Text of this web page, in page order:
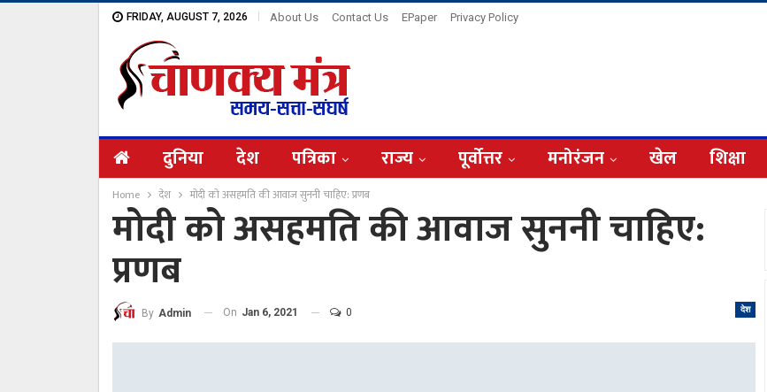
FRIDAY, AUGUST 7, 2026 About Us Contact Us EPaper Privacy Policy
दुनिया देश पत्रिका राज्य पूर्वोत्तर मनोरंजन खेल शिक्षा
Home देश मोदी को असहमति की आवाज सुननी चाहिए: प्रणब
मोदी को असहमति की आवाज सुननी चाहिए:
प्रणब
देश
By Admin On Jan 6, 2021 0